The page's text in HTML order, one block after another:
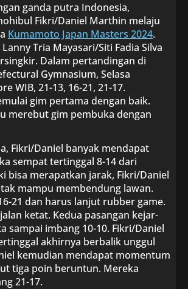
ganda putra Indonesia,
Fikri/Daniel Marthin melaju
Kumamoto Japan Masters 2024.
Tria Mayasari/Siti Fadia Silva
Dalam pertandingan di
Gymnasium, Selasa
WIB, 21-13, 16-21, 21-17.
gim pertama dengan baik.
merebut gim pembuka dengan
Fikri/Daniel banyak mendapat
sempat tertinggal 8-14 dari
bisa merapatkan jarak, Fikri/Daniel
mampu membendung lawan.
21 dan harus lanjut rubber game.
ketat. Kedua pasangan kejar-
sampai imbang 10-10. Fikri/Daniel
akhirnya berbalik unggul
kemudian mendapat momentum
tiga poin beruntun. Mereka
21-17.